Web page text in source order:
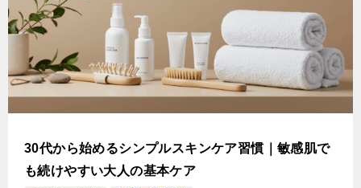
30代から始めるシンプルスキンケア習慣｜敏感肌で
も続けやすい大人の基本ケア